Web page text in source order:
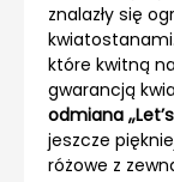
znalazły się
które kwitną
gwarancją
odmiana
jeszcze
różowe z